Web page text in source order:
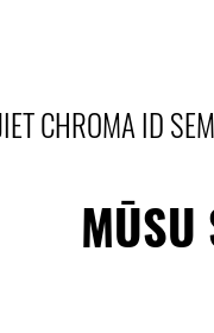
CHROMA ID
MŪSU